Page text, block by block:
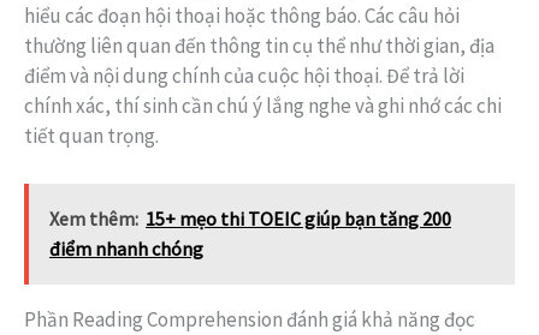
hiểu các đoạn hội thoại hoặc thông báo. Các câu hỏi
thường liên quan đến thông tin cụ thể như thời gian, địa
điểm và nội dung chính của cuộc hội thoại. Để trả lời
chính xác, thí sinh cần chú ý lắng nghe và ghi nhớ các chi
tiết quan trọng.
Xem thêm: 15+ mẹo thi TOEIC giúp bạn tăng 200
điểm nhanh chóng
Phần Reading Comprehension đánh giá khả năng đọc